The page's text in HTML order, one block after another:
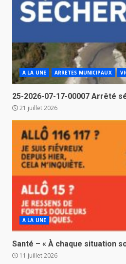
A LA UNE ARRETES MUNICIPAUX
25-2026-07-17-00007 Arrêté
21 juillet 2026
A LA UNE
Santé – « À chaque situation
11 juillet 2026